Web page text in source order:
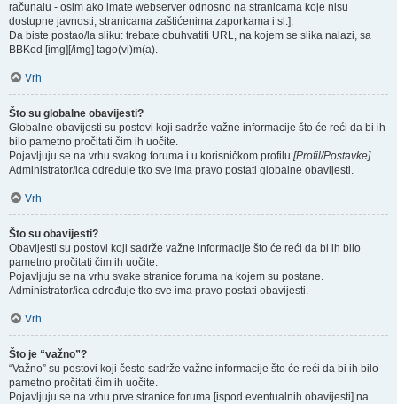
računalu - osim ako imate webserver odnosno na stranicama koje nisu
dostupne javnosti, stranicama zaštićenima zaporkama i sl.].
Da biste postao/la sliku: trebate obuhvatiti URL, na kojem se slika nalazi, sa
BBKod [img][/img] tago(vi)m(a).
Vrh
Što su globalne obavijesti?
Globalne obavijesti su postovi koji sadrže važne informacije što će reći da bi ih
bilo pametno pročitati čim ih uočite.
Pojavljuju se na vrhu svakog foruma i u korisničkom profilu [Profil/Postavke].
Administrator/ica određuje tko sve ima pravo postati globalne obavijesti.
Vrh
Što su obavijesti?
Obavijesti su postovi koji sadrže važne informacije što će reći da bi ih bilo
pametno pročitati čim ih uočite.
Pojavljuju se na vrhu svake stranice foruma na kojem su postane.
Administrator/ica određuje tko sve ima pravo postati obavijesti.
Vrh
Što je “važno”?
“Važno” su postovi koji često sadrže važne informacije što će reći da bi ih bilo
pametno pročitati čim ih uočite.
Pojavljuju se na vrhu prve stranice foruma [ispod eventualnih obavijesti] na